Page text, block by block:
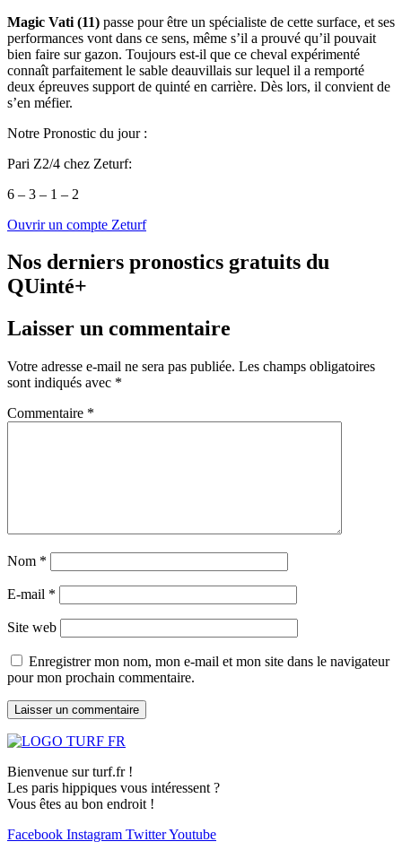
Magic Vati (11) passe pour être un spécialiste de cette surface, et ses
performances vont dans ce sens, même s’il a prouvé qu’il pouvait
bien faire sur gazon. Toujours est-il que ce cheval expérimenté
connaît parfaitement le sable deauvillais sur lequel il a remporté
deux épreuves support de quinté en carrière. Dès lors, il convient de
s’en méfier.
Notre Pronostic du jour :
Pari Z2/4 chez Zeturf:
6 – 3 – 1 – 2
Ouvrir un compte Zeturf
Nos derniers pronostics gratuits du
QUinté+
Laisser un commentaire
Votre adresse e-mail ne sera pas publiée. Les champs obligatoires
sont indiqués avec *
Commentaire *
Nom *
E-mail *
Site web
Enregistrer mon nom, mon e-mail et mon site dans le navigateur
pour mon prochain commentaire.
Bienvenue sur turf.fr !
Les paris hippiques vous intéressent ?
Vous êtes au bon endroit !
Facebook Instagram TwitterYoutube